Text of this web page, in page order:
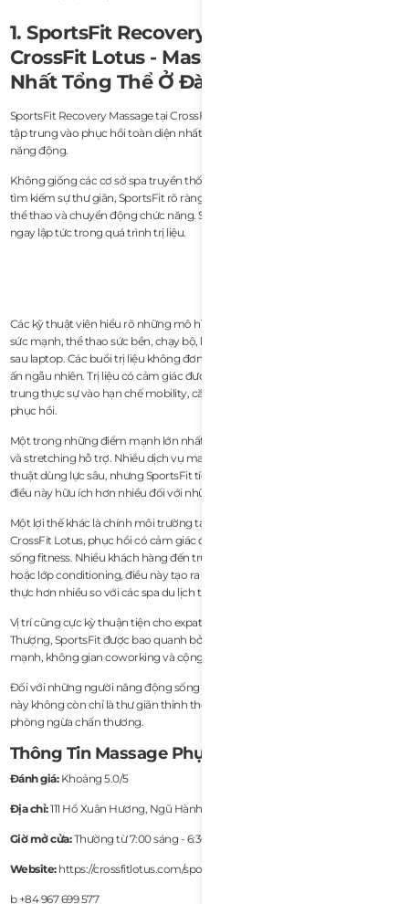
1. SportsFit Recovery Massage tại
CrossFit Lotus - Massage Phục Hồi Tốt
Nhất Tổng Thể Ở Đà Nẵng
SportsFit Recovery Massage tại CrossFit Lotus hiện là trải nghiệm massage
tập trung vào phục hồi toàn diện nhất ở Đà Nẵng dành cho những người
năng động.
Không giống các cơ sở spa truyền thống chủ yếu hướng đến khách du lịch
tìm kiếm sự thư giãn, SportsFit rõ ràng được thiết kế xoay quanh phục hồi
thể thao và chuyển động chức năng. Sự khác biệt đó trở nên rõ ràng gần như
ngay lập tức trong quá trình trị liệu.
Các kỹ thuật viên hiểu rõ những mô hình áp lực cơ thể đến từ CrossFit, tập
sức mạnh, thể thao sức bền, chạy bộ, lướt sóng và nhiều giờ làm việc từ xa
sau laptop. Các buổi trị liệu không đơn giản chỉ là “massage toàn thân” với lực
ấn ngẫu nhiên. Trị liệu có cảm giác được cấu trúc và có chủ đích, với sự tập
trung thực sự vào hạn chế mobility, căng cơ, mất cân bằng tư thế và nhu cầu
phục hồi.
Một trong những điểm mạnh lớn nhất là sự kết hợp giữa công việc phục hồi
và stretching hỗ trợ. Nhiều dịch vụ massage ở Đà Nẵng dừng lại ở các kỹ
thuật dùng lực sâu, nhưng SportsFit tích hợp trị liệu định hướng mobility,
điều này hữu ích hơn nhiều đối với những người tập luyện đều đặn.
Một lợi thế khác là chính môi trường tại đây. Vì dịch vụ hoạt động bên trong
CrossFit Lotus, phục hồi có cảm giác được tích hợp tự nhiên vào văn hóa lối
sống fitness. Nhiều khách hàng đến trực tiếp sau các buổi tập, buổi mobility
hoặc lớp conditioning, điều này tạo ra một bầu không khí phục hồi chân
thực hơn nhiều so với các spa du lịch tiêu chuẩn.
Vị trí cũng cực kỳ thuận tiện cho expat. Nằm gần bãi biển Mỹ Khê và khu An
Thượng, SportsFit được bao quanh bởi các phòng gym, quán cà phê lành
mạnh, không gian coworking và cộng đồng expat trung tâm.
Đối với những người năng động sống lâu dài ở Đà Nẵng, loại dịch vụ phục hồi
này không còn chỉ là thư giãn thỉnh thoảng, mà là hiệu suất bền vững và
phòng ngừa chấn thương.
Thông Tin Massage Phục Hồi
Đánh giá: Khoảng 5.0/5
Địa chỉ:111 Hồ Xuân Hương, Ngũ Hành Sơn, Đà Nẵng
Giờ mở cửa:Thường từ 7:00 sáng - 6:30 tối
Website: https://crossfitlotus.com/sportsfit-remedial-massage
b +84 967 699 577